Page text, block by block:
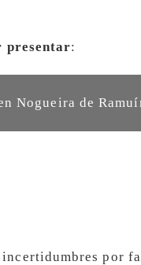
presentar:
Nogueira de
incertidumbres por